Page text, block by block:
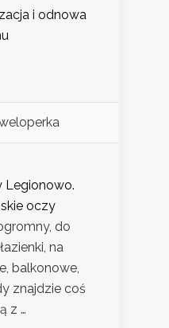
i odnowa
Legionowo.
oczy
do
na
balkonowe,
znajdzie coś
z …